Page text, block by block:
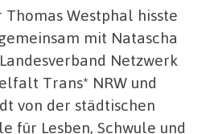
Westphal hisste
mit Natascha
Netzwerk
Trans* NRW und
von der städtischen
für Lesben, Schwule und